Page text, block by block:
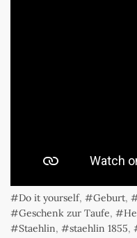
Do it yourself, Geburt,
Geschenk zur Taufe,
Staehlin, staehlin 1855,